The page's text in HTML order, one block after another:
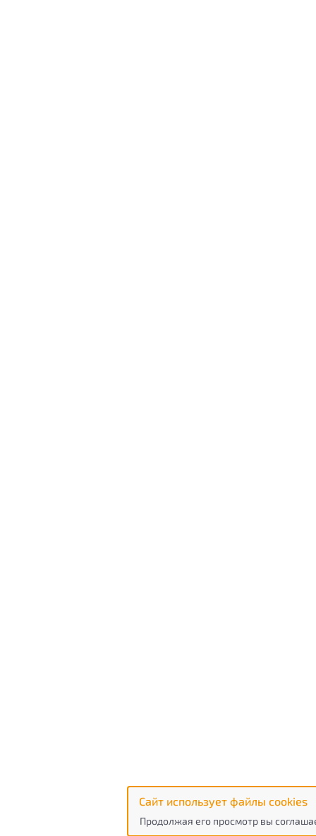
Сайт использует файлы cookies
Продолжая его просмотр вы